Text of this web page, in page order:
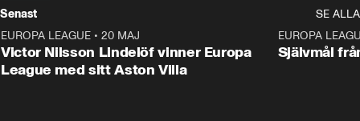
Senast
SE ALLA
EUROPA LEAGUE • 20 MAJ
Victor Nilsson Lindelöf vinner Europa
League med sitt Aston Villa
EUROPA
Självmål